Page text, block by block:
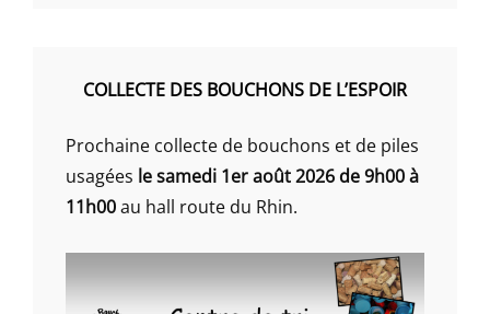
COLLECTE DES BOUCHONS DE L’ESPOIR
Prochaine collecte de bouchons et de piles
usagées le samedi 1er août 2026 de 9h00 à
11h00au hall route du Rhin.